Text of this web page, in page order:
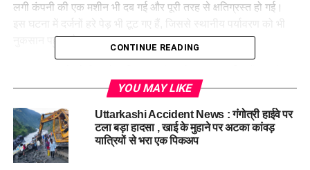
लगी कंपनी की एक मशीन भी दब गई और पूरी तरह से क्षतिग्रस्त हो गई।
नुकसान पहुंचा है।
पिछले दो वर्षों से लगातार भूधसाव की घटनाएं हो रही हैं, और अब इस प्रकार
कि यदि इस तरह की गतिविधियां जारी रहीं, तो क्षेत्र की सुरक्षा और स्थिरता
पर गंभीर प्रभाव पड़ेगा।
CONTINUE READING
YOU MAY LIKE
Uttarkashi Accident News : गंगोत्री हाईवे पर
टला बड़ा हादसा , खाई के मुहाने पर अटका कांवड़
यात्रियों से भरा एक पिकअप